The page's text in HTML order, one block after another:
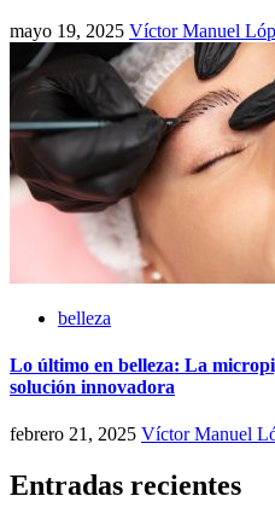
mayo 19, 2025 Víctor Manuel
belleza
Lo último en belleza: La
solución innovadora
febrero 21, 2025 Víctor Manuel
Entradas recientes